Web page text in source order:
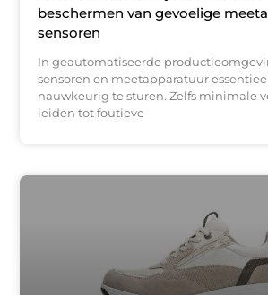
beschermen van gevoelige
sensoren
In geautomatiseerde
sensoren en meetapparatuur
nauwkeurig te sturen. Zelfs minimale
leiden tot foutieve